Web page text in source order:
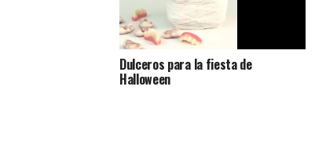
Dulceros para la fiesta de
Halloween